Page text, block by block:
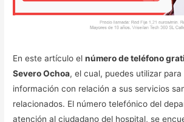
En este artículo elnúmero de teléfono
Severo Ochoa, el cual, puedes utilizar
información con relación a sus servicios
relacionados. El número telefónico del
atención al ciudadano del hospital, se